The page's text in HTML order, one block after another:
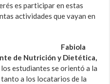
es participar en estas
actividades que vayan en
Fabiola
de Nutrición y Dietética,
estudiantes se orientó a la
a los locatarios de la